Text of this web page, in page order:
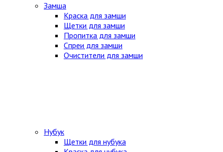
Замша
Краска для замши
Щетки для замши
Пропитка для замши
Спреи для замши
Очистители для замши
Нубук
Щетки для нубука